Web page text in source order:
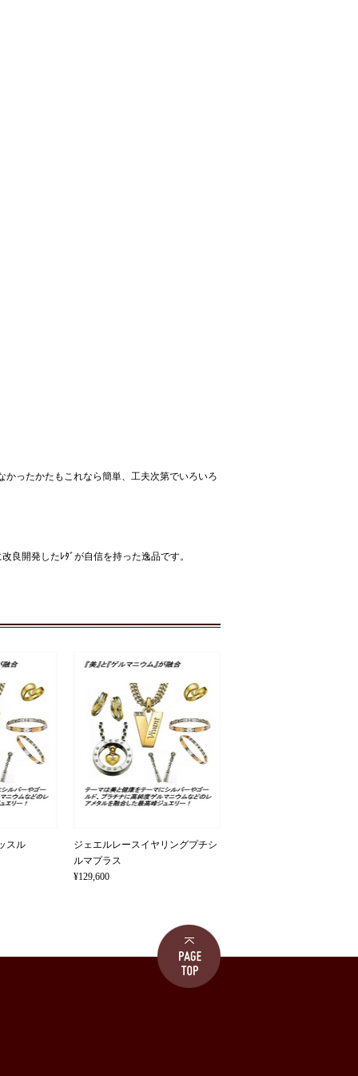
ったかたもこれなら簡単、工夫次第でいろいろ
良開発したﾚﾀﾞが自信を持った逸品です。
スル
ジェエルレースイヤリングプチシ
ルマプラス
¥129,600